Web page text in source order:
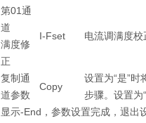
第01通
道
满度修
正
I-Fset 电流调满度
复制通
道参数
Copy
设置为“是”
步骤。设置为
显示-End，参数设置完成，退出